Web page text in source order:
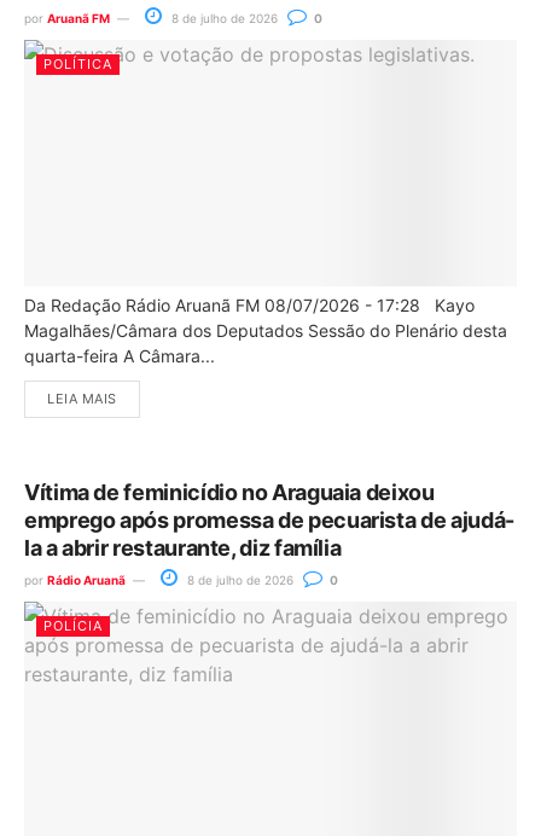
por Aruanã FM 8 de julho de 2026 0
POLÍTICA
Da Redação Rádio Aruanã FM 08/07/2026 - 17:28 Kayo
Magalhães/Câmara dos Deputados Sessão do Plenário desta
quarta-feira A Câmara...
LEIA MAIS
Vítima de feminicídio no Araguaia deixou
emprego após promessa de pecuarista de ajudá-
la a abrir restaurante, diz família
por Rádio Aruanã 8 de julho de 2026 0
POLÍCIA